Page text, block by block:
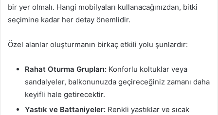
bir yer olmalı. Hangi mobilyaları kullanacağınızdan, bitki
seçimine kadar her detay önemlidir.
Özel alanlar oluşturmanın birkaç etkili yolu şunlardır:
Rahat Oturma Grupları: Konforlu koltuklar veya
sandalyeler, balkonunuzda geçireceğiniz zamanı daha
keyifli hale getirecektir.
Yastık ve Battaniyeler: Renkli yastıklar ve sıcak